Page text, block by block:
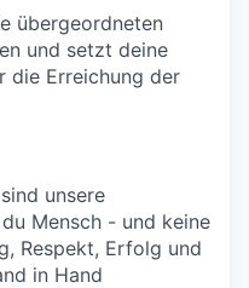
übergeordneten
und setzt deine
die Erreichung der
unsere
Mensch - und keine
Respekt, Erfolg und
in Hand